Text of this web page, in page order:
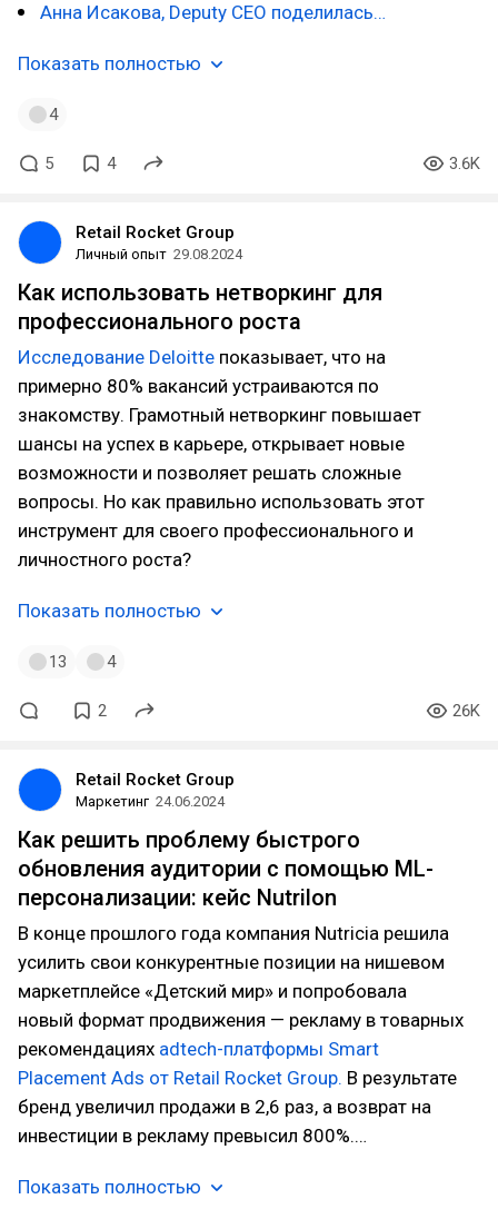
Анна Исакова, Deputy CEO поделилась…
Показать полностью
4
5 4 3.6K
Retail Rocket Group
Личный опыт 29.08.2024
Как использовать нетворкинг для
профессионального роста
Исследование Deloitte показывает, что на
примерно 80% вакансий устраиваются по
знакомству. Грамотный нетворкинг повышает
шансы на успех в карьере, открывает новые
возможности и позволяет решать сложные
вопросы. Но как правильно использовать этот
инструмент для своего профессионального и
личностного роста?
Показать полностью
13 4
2 26K
Retail Rocket Group
Маркетинг 24.06.2024
Как решить проблему быстрого
обновления аудитории с помощью ML-
персонализации: кейс Nutrilon
В конце прошлого года компания Nutricia решила
усилить свои конкурентные позиции на нишевом
маркетплейсе «Детский мир» и попробовала
новый формат продвижения — рекламу в товарных
рекомендациях adtech-платформы Smart
Placement Ads от Retail Rocket Group. В результате
бренд увеличил продажи в 2,6 раз, а возврат на
инвестиции в рекламу превысил 800%.…
Показать полностью